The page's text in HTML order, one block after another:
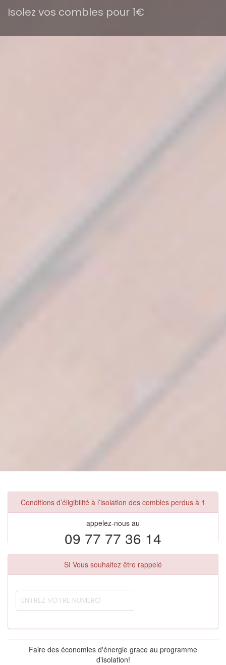
Isolez vos combles pour 1€
Conditions d’éligibilité à l’isolation des combles perdus à 1
appelez-nous au
09 77 77 36 14
SI Vous souhaitez être rappelé
Faire des économies d'énergie grace au programme
d'isolation!